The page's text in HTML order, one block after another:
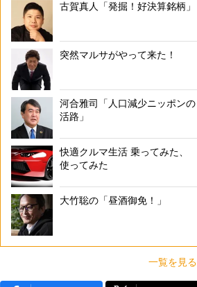
古賀真人「発掘！好決算銘柄」
突然マルサがやって来た！
河合雅司「人口減少ニッポンの
活路」
快適クルマ生活 乗ってみた、
使ってみた
大竹聡の「昼酒御免！」
一覧を見る